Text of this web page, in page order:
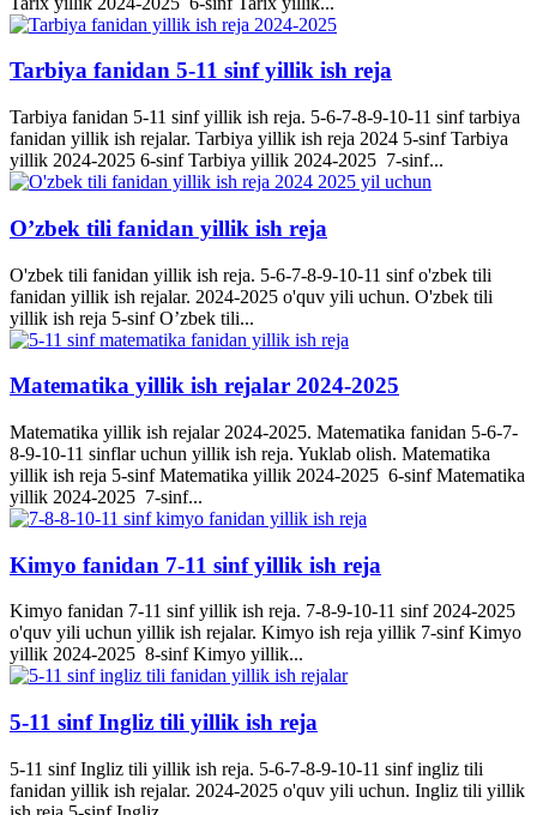
Tarbiya fanidan 5-11 sinf yillik ish reja
Tarbiya fanidan 5-11 sinf yillik ish reja. 5-6-7-8-9-10-11 sinf tarbiya
fanidan yillik ish rejalar. Tarbiya yillik ish reja 2024 5-sinf Tarbiya
yillik 2024-2025 6-sinf Tarbiya yillik 2024-2025 7-sinf...
O’zbek tili fanidan yillik ish reja
O'zbek tili fanidan yillik ish reja. 5-6-7-8-9-10-11 sinf o'zbek tili
fanidan yillik ish rejalar. 2024-2025 o'quv yili uchun. O'zbek tili
yillik ish reja 5-sinf O’zbek tili...
Matematika yillik ish rejalar 2024-2025
Matematika yillik ish rejalar 2024-2025. Matematika fanidan 5-6-7-
8-9-10-11 sinflar uchun yillik ish reja. Yuklab olish. Matematika
yillik ish reja 5-sinf Matematika yillik 2024-2025 6-sinf Matematika
yillik 2024-2025 7-sinf...
Kimyo fanidan 7-11 sinf yillik ish reja
Kimyo fanidan 7-11 sinf yillik ish reja. 7-8-9-10-11 sinf 2024-2025
o'quv yili uchun yillik ish rejalar. Kimyo ish reja yillik 7-sinf Kimyo
yillik 2024-2025 8-sinf Kimyo yillik...
5-11 sinf Ingliz tili yillik ish reja
5-11 sinf Ingliz tili yillik ish reja. 5-6-7-8-9-10-11 sinf ingliz tili
fanidan yillik ish rejalar. 2024-2025 o'quv yili uchun. Ingliz tili yillik